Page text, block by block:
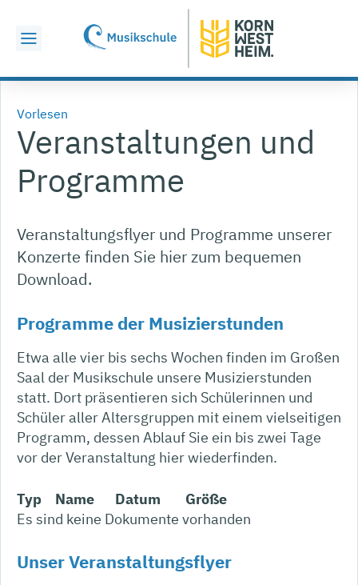
Vorlesen
Veranstaltungen und
Programme
Veranstaltungsflyer und Programme unserer
Konzerte finden Sie hier zum bequemen
Download.
Programme der Musizierstunden
Etwa alle vier bis sechs Wochen finden im Großen
Saal der Musikschule unsere Musizierstunden
statt. Dort präsentieren sich Schülerinnen und
Schüler aller Altersgruppen mit einem vielseitigen
Programm, dessen Ablauf Sie ein bis zwei Tage
vor der Veranstaltung hier wiederfinden.
Typ Name Datum
Größe
Es sind keine Dokumente vorhanden
Unser Veranstaltungsflyer